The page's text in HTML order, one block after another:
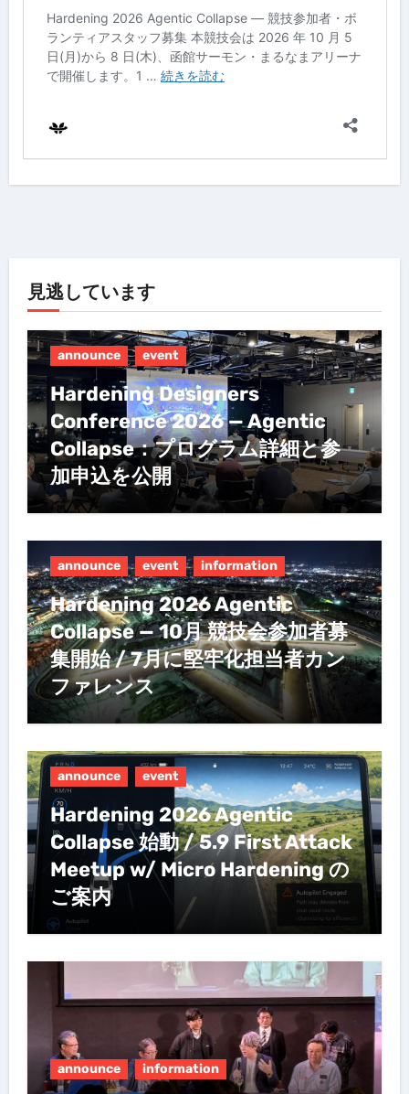
見逃しています
announce event
Hardening Designers
Conference 2026 — Agentic
Collapse：プログラム詳細と参
加申込を公開
announce event information
Hardening 2026 Agentic
Collapse — 10月 競技会参加者募
集開始 / 7月に堅牢化担当者カン
ファレンス
announce event
Hardening 2026 Agentic
Collapse 始動 / 5.9 First Attack
Meetup w/ Micro Hardening の
ご案内
announce information